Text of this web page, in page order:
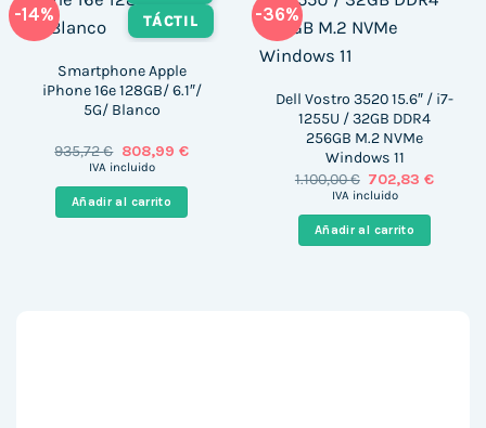
-14%
TÁCTIL
Smartphone Apple
iPhone 16e 128GB/ 6.1″/
5G/ Blanco
935,72€ El
precio
era:
935,72 €.
808,99 €El
es:
808,99 €.
IVA incluido
Añadir al carrito
-36%
Dell Vostro 3520 15.6″ / i7-
1255U / 32GB DDR4
256GB M.2 NVMe
Windows 11
1.100,00€ El
precio
era:
1.100,00 €.
702,83€El
IVA incluido
Añadir al carrito